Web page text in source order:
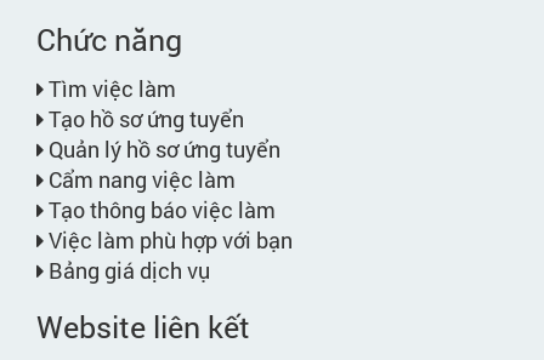
Chức năng
Tìm việc làm
Tạo hồ sơ ứng tuyển
Quản lý hồ sơ ứng tuyển
Cẩm nang việc làm
Tạo thông báo việc làm
Việc làm phù hợp với bạn
Bảng giá dịch vụ
Website liên kết